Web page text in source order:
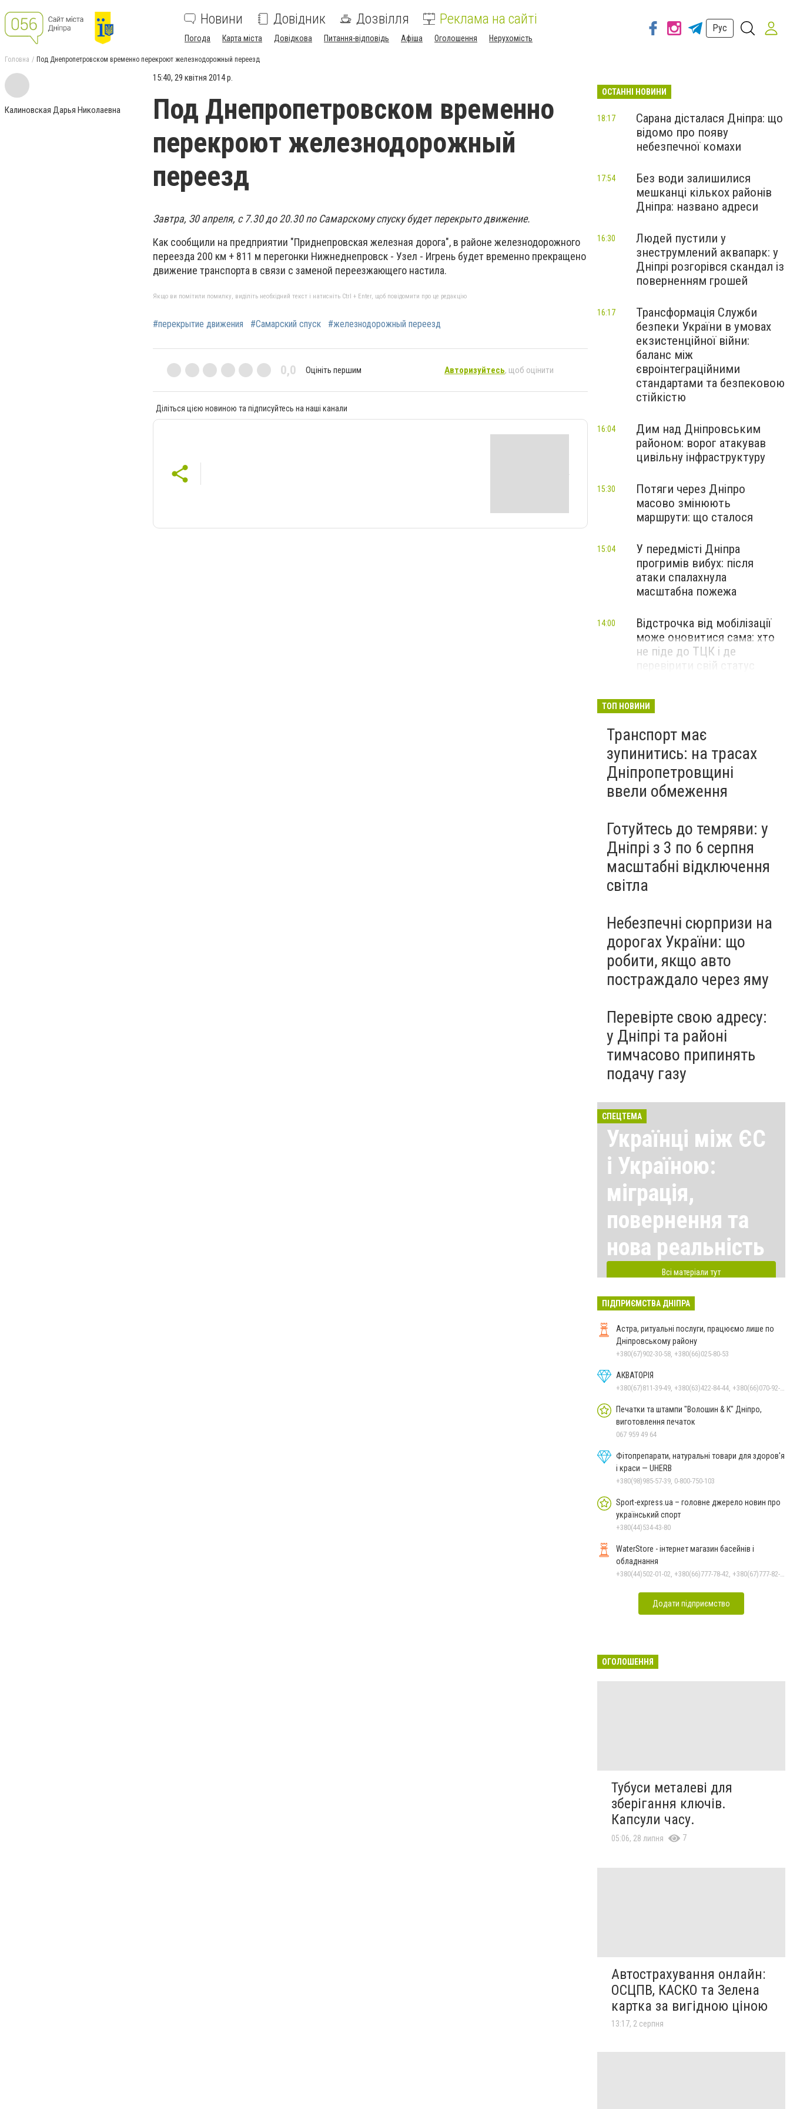
Новини Довідник Дозвілля Реклама на сайті
Погода Карта міста Довідкова Питання-відповідь Афіша Оголошення Нерухомість
Рус
Головна Под Днепропетровском временно перекроют железнодорожный переезд
Калиновская Дарья Николаевна
15:40, 29 квітня 2014 р.
Под Днепропетровском временно
перекроют железнодорожный
переезд
Завтра, З0 апреля, с 7.30 до 20.30 по Самарскому спуску будет перекрыто движение.
Как сообщили на предприятии "Приднепровская железная дорога", в районе железнодорожного
переезда 200 км + 811 м перегонки Нижнеднепровск - Узел - Игрень будет временно прекращено
движение транспорта в связи с заменой переезжающего настила.
Якщо ви помітили помилку, виділіть необхідний текст і натисніть Ctrl + Enter, щоб повідомити про це редакцію
#перекрытие движения #Самарский спуск #железнодорожный переезд
0,0 Оцініть першим Авторизуйтесь, щоб оцінити
Діліться цією новиною та підписуйтесь на наші канали
ОСТАННІ НОВИНИ
Сарана дісталася Дніпра: що
відомо про появу
небезпечної комахи
18:17
Без води залишилися
мешканці кількох районів
Дніпра: названо адреси
17:54
Людей пустили у
знеструмлений аквапарк: у
Дніпрі розгорівся скандал із
поверненням грошей
16:30
Трансформація Служби
безпеки України в умовах
екзистенційної війни:
баланс між
євроінтеграційними
стандартами та безпековою
стійкістю
16:17
Дим над Дніпровським
районом: ворог атакував
цивільну інфраструктуру
16:04
Потяги через Дніпро
масово змінюють
маршрути: що сталося
15:30
У передмісті Дніпра
прогримів вибух: після
атаки спалахнула
масштабна пожежа
15:04
Відстрочка від мобілізації
може оновитися сама: хто
не піде до ТЦК і де
перевірити свій статус
14:00
ТОП НОВИНИ
Транспорт має
зупинитись: на трасах
Дніпропетровщині
ввели обмеження
Готуйтесь до темряви: у
Дніпрі з 3 по 6 серпня
масштабні відключення
світла
Небезпечні сюрпризи на
дорогах України: що
робити, якщо авто
постраждало через яму
Перевірте свою адресу:
у Дніпрі та районі
тимчасово припинять
подачу газу
СПЕЦТЕМА
Українці між ЄС
і Україною:
міграція,
повернення та
нова реальність
Всі матеріали тут
ПІДПРИЄМСТВА ДНІПРА
Астра, ритуальні послуги, працюємо лише по
Дніпровському району
+380(67)902-30-58, +380(66)025-80-53
АКВАТОРІЯ
Печатки та штампи "Волошин & К" Дніпро,
виготовлення печаток
067 959 49 64
Фітопрепарати, натуральні товари для здоров'я
і краси — UHERB
+380(98)985-57-39, 0-800-750-103
Sport-express.ua – головне джерело новин про
український спорт
+380(44)534-43-80
WaterStore - інтернет магазин басейнів і
обладнання
Додати підприємство
ОГОЛОШЕННЯ
Тубуси металеві для
зберігання ключів.
Капсули часу.
05:06, 28 липня 7
Автострахування онлайн:
ОСЦПВ, КАСКО та Зелена
картка за вигідною ціною
13:17, 2 серпня